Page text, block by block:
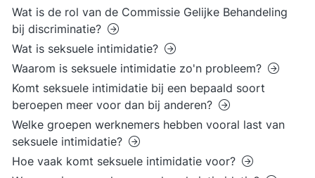
Wat is de rol van de Commissie Gelijke Behandeling
bij discriminatie?
Wat is seksuele intimidatie?
Waarom is seksuele intimidatie zo'n probleem?
Komt seksuele intimidatie bij een bepaald soort
beroepen meer voor dan bij anderen?
Welke groepen werknemers hebben vooral last van
seksuele intimidatie?
Hoe vaak komt seksuele intimidatie voor?